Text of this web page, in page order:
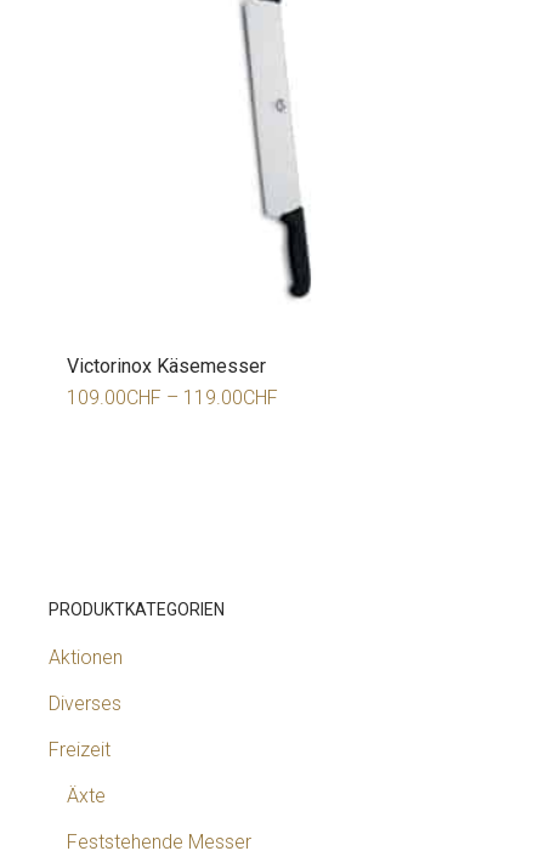
Victorinox Käsemesser
109.00CHF – 119.00CHF
PRODUKTKATEGORIEN
Aktionen
Diverses
Freizeit
Äxte
Feststehende Messer